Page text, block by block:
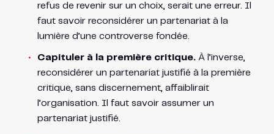
refus de revenir sur un choix, serait une erreur. Il
faut savoir reconsidérer un partenariat à la
lumière d’une controverse fondée.
Capituler à la première critique.À l’inverse,
reconsidérer un partenariat justifié à la première
critique, sans discernement, affaiblirait
l’organisation. Il faut savoir assumer un
partenariat justifié.